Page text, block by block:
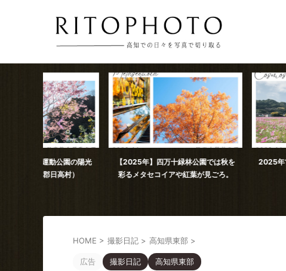
【2025年】四万十緑林公園では秋を
彩るメタセコイアや紅葉が見ごろ。
2025年11月撮影 見頃を迎
コスモス（高知市
HOME > 撮影日記 > 高知県東部 >
広告 撮影日記 高知県東部